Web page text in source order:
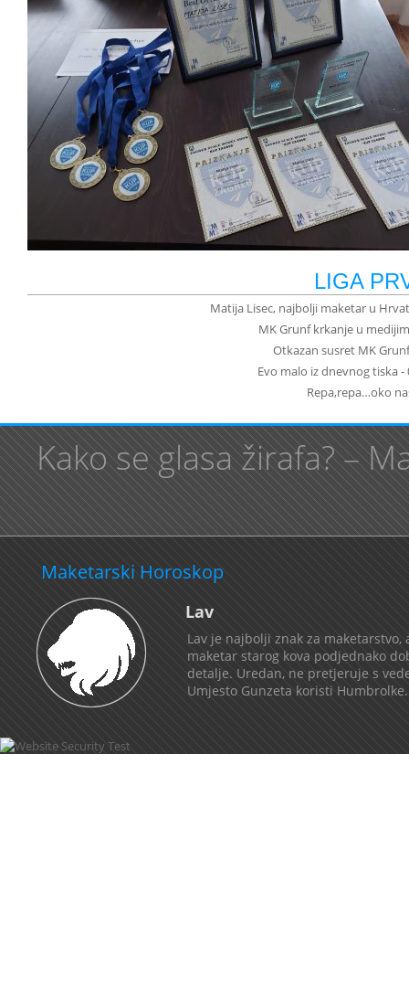
LIGA
Matija Lisec, najbolji maketar u
MK Grunf krkanje u
Otkazan susret MK
Evo malo iz dnevnog tiska -
Repa,repa…oko
Kako se glasa žirafa? –
Maketarski Horoskop
Lav
Lav je najbolji znak za
maketar starog kova podjednako
detalje. Uredan, ne pretjeruje s
Umjesto Gunzeta koristi